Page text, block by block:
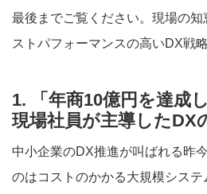
最後までご覧ください。現場の
ストパフォーマンスの高いDX戦
1. 「年商10億円を達成
現場社員が主導したDX
中小企業のDX推進が叫ばれる昨
のはコストのかかる大規模シス